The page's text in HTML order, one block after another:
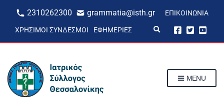
2310262300 grammatia@isth.gr ΕΠΙΚΟΙΝΩΝΊΑ
ΧΡΉΣΙΜΟΙ ΣΎΝΔΕΣΜΟΙ ΕΦΗΜΕΡΊΕΣ
p
MENU